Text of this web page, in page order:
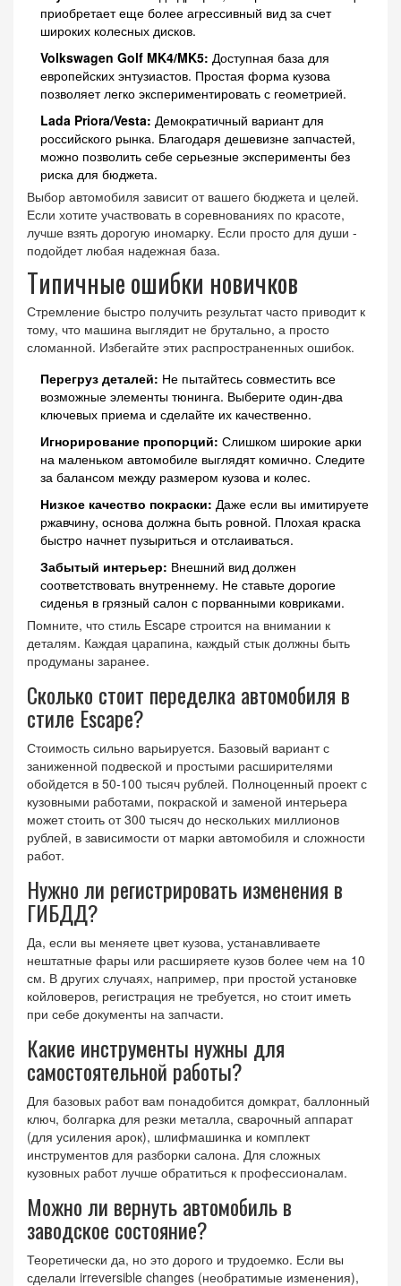
приобретает еще более агрессивный вид за счет
широких колесных дисков.
Volkswagen Golf MK4/MK5: Доступная база для
европейских энтузиастов. Простая форма кузова
позволяет легко экспериментировать с геометрией.
Lada Priora/Vesta: Демократичный вариант для
российского рынка. Благодаря дешевизне запчастей,
можно позволить себе серьезные эксперименты без
риска для бюджета.
Выбор автомобиля зависит от вашего бюджета и целей.
Если хотите участвовать в соревнованиях по красоте,
лучше взять дорогую иномарку. Если просто для души -
подойдет любая надежная база.
Типичные ошибки новичков
Стремление быстро получить результат часто приводит к
тому, что машина выглядит не брутально, а просто
сломанной. Избегайте этих распространенных ошибок.
Перегруз деталей: Не пытайтесь совместить все
возможные элементы тюнинга. Выберите один-два
ключевых приема и сделайте их качественно.
Игнорирование пропорций: Слишком широкие арки
на маленьком автомобиле выглядят комично. Следите
за балансом между размером кузова и колес.
Низкое качество покраски: Даже если вы имитируете
ржавчину, основа должна быть ровной. Плохая краска
быстро начнет пузыриться и отслаиваться.
Забытый интерьер: Внешний вид должен
соответствовать внутреннему. Не ставьте дорогие
сиденья в грязный салон с порванными ковриками.
Помните, что стиль Escape строится на внимании к
деталям. Каждая царапина, каждый стык должны быть
продуманы заранее.
Сколько стоит переделка автомобиля в
стиле Escape?
Стоимость сильно варьируется. Базовый вариант с
заниженной подвеской и простыми расширителями
обойдется в 50-100 тысяч рублей. Полноценный проект с
кузовными работами, покраской и заменой интерьера
может стоить от 300 тысяч до нескольких миллионов
рублей, в зависимости от марки автомобиля и сложности
работ.
Нужно ли регистрировать изменения в
ГИБДД?
Да, если вы меняете цвет кузова, устанавливаете
нештатные фары или расширяете кузов более чем на 10
см. В других случаях, например, при простой установке
койловеров, регистрация не требуется, но стоит иметь
при себе документы на запчасти.
Какие инструменты нужны для
самостоятельной работы?
Для базовых работ вам понадобится домкрат, баллонный
ключ, болгарка для резки металла, сварочный аппарат
(для усиления арок), шлифмашинка и комплект
инструментов для разборки салона. Для сложных
кузовных работ лучше обратиться к профессионалам.
Можно ли вернуть автомобиль в
заводское состояние?
Теоретически да, но это дорого и трудоемко. Если вы
сделали irreversible changes (необратимые изменения),